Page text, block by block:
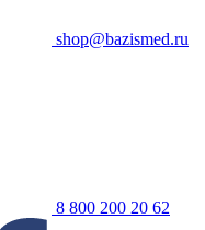
shop@bazismed.ru
8 800 200 20 62